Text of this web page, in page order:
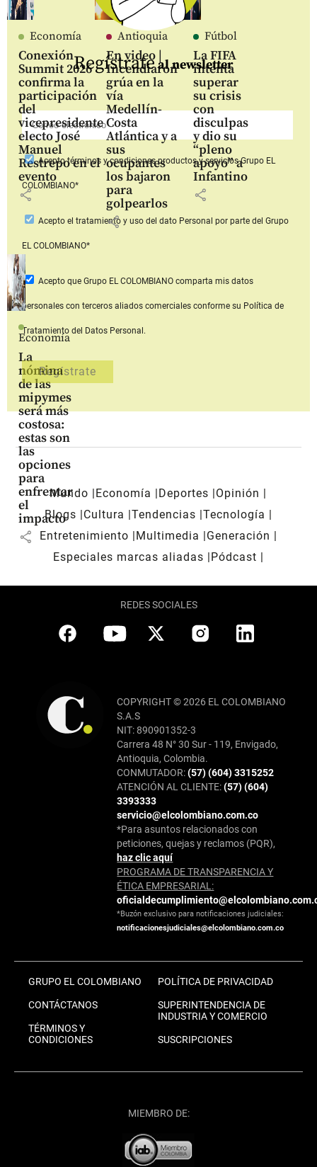
Economía
Conexión
Summit 2026
confirma la
participación
del
vicepresidente
electo José
Manuel
Restrepo en el
evento
share
Antioquia
En video |
Incendiaron
grúa en la
vía
Medellín-
Costa
Atlántica y a
sus
ocupantes
los bajaron
para
golpearlos
share
Fútbol
La FIFA
intenta
superar
su crisis
con
disculpas
y dio su
“pleno
apoyo” a
Infantino
share
Economía
La
nómina
de las
mipymes
será más
costosa:
estas son
las
opciones
para
enfrentar
el
impacto
share
Regístrateal newsletter
Aceptotérminos y condiciones productos y serviciosGrupo EL
COLOMBIANO*
Acepto el tratamiento y uso del dato Personal por parte del Grupo
EL COLOMBIANO*
Acepto que Grupo EL COLOMBIANOcomparta mis datos
personales con terceros aliados comerciales conforme su Política de
Tratamiento del Datos Personal.
Mundo Economía Deportes
Opinión
Blogs
Cultura Tendencias Tecnología
Entretenimiento
Multimedia
Generación
Especiales marcas aliadas
Pódcast
REDES SOCIALES
COPYRIGHT © 2026 EL COLOMBIANO
S.A.S
NIT: 890901352-3
Carrera 48 N° 30 Sur - 119, Envigado,
Antioquia, Colombia.
CONMUTADOR:(57) (604) 3315252
ATENCIÓN AL CLIENTE:(57) (604)
3393333
servicio@elcolombiano.com.co
*Para asuntos relacionados con
peticiones, quejas y reclamos (PQR),
haz clic aquí
PROGRAMA DE TRANSPARENCIA Y
ÉTICA EMPRESARIAL:
*Buzón exclusivo para notificaciones judiciales:
notificacionesjudiciales@elcolombiano.com.co
GRUPO EL COLOMBIANO
CONTÁCTANOS
TÉRMINOS Y
CONDICIONES
POLÍTICA DE PRIVACIDAD
SUPERINTENDENCIA DE
INDUSTRIA Y COMERCIO
SUSCRIPCIONES
MIEMBRO DE: